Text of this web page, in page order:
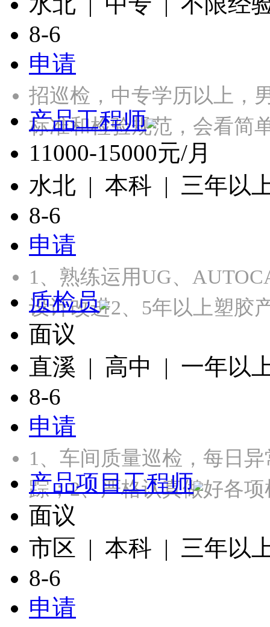
8-6
申请
招巡检，中专学历以上，
标准和检验规范，会看
产品工程师
11000-15000元/月
水北 | 本科 | 三年以
8-6
申请
1、熟练运用UG、
设计改进2、5年以上塑
质检员
面议
直溪 | 高中 | 一年以
8-6
申请
1、车间质量巡检，每日
踪；2、严格认真做好各
产品项目工程师
面议
市区 | 本科 | 三年以
8-6
申请